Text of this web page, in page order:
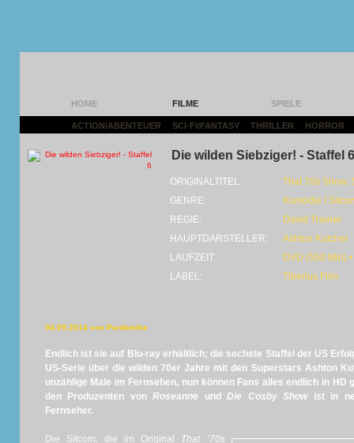
HOME FILME SPIELE
ACTION/ABENTEUER SCI-FI/FANTASY THRILLER HORROR
Die wilden Siebziger! - Staffel 6
ORIGINALTITEL:
That 70s Show:
GENRE:
Komödie /
REGIE:
David Trainer
HAUPTDARSTELLER:
Ashton Kutcher
LAUFZEIT:
DVD (550 Min)
LABEL:
Tiberius Film
04.09.2014 von Panikmike
Endlich ist sie auf Blu-ray erhältlich; die sechste Staffel der US
US-Serie über die wilden 70er Jahre mit den Superstars Ashton
unzählige Male im Fernsehen, nun können Fans alles endlich in HD
den Produzenten von Roseanne und Die Cosby Showist in
Fernseher.
Die Sitcom, die im Original That ’70s